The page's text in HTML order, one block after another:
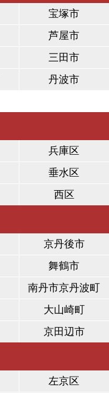
宝塚市
芦屋市
三田市
丹波市
兵庫区
垂水区
西区
京丹後市
舞鶴市
南丹市京丹波町
大山崎町
京田辺市
左京区